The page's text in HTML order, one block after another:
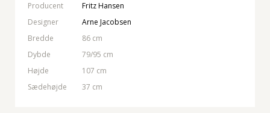
Producent
Fritz Hansen
Designer
Arne Jacobsen
Bredde
86 cm
Dybde
79/95 cm
Højde
107 cm
Sædehøjde
37 cm